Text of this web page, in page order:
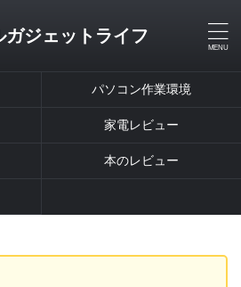
ガジェットライフ
パソコン作業環境
家電レビュー
本のレビュー